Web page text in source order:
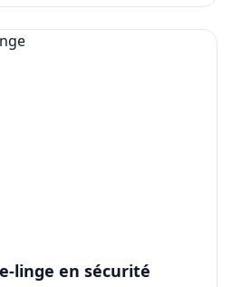
linge en sécurité